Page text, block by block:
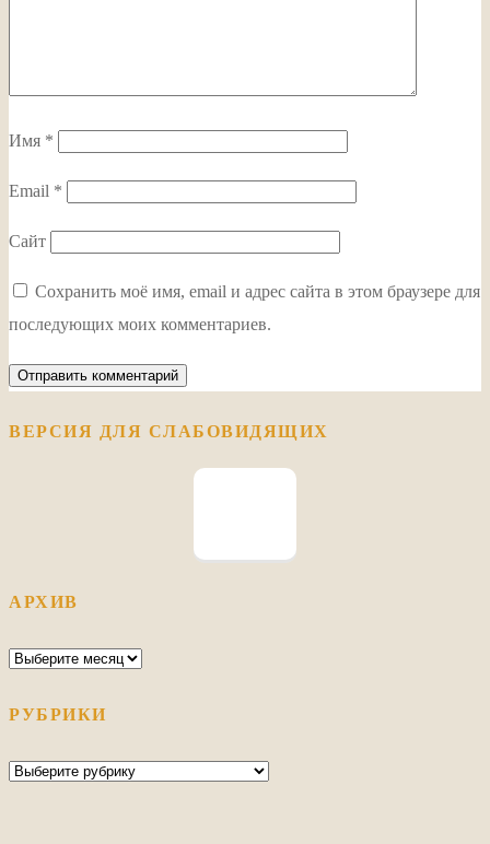
Имя *
Email *
Сайт
Сохранить моё имя, email и адрес сайта в этом браузере для
последующих моих комментариев.
ВЕРСИЯ ДЛЯ СЛАБОВИДЯЩИХ
АРХИВ
Архив
РУБРИКИ
Рубрики